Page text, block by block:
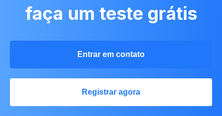
faça um teste grátis
Entrar em contato
Registrar agora